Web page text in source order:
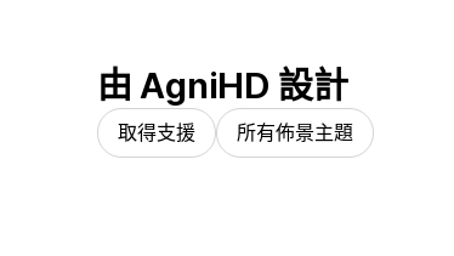
由 AgniHD 設計
取得支援 所有佈景主題